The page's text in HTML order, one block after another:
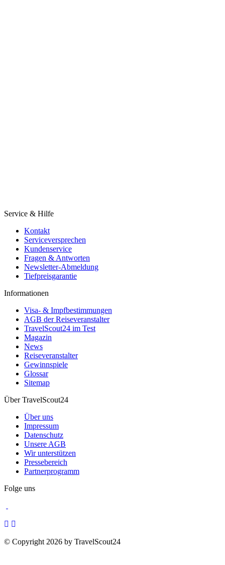
Service & Hilfe
Kontakt
Serviceversprechen
Kundenservice
Fragen & Antworten
Newsletter-Abmeldung
Tiefpreisgarantie
Informationen
Visa- & Impfbestimmungen
AGB der Reiseveranstalter
TravelScout24 im Test
Magazin
News
Reiseveranstalter
Gewinnspiele
Glossar
Sitemap
Über TravelScout24
Über uns
Impressum
Datenschutz
Unsere AGB
Wir unterstützen
Pressebereich
Partnerprogramm
Folge uns
© Copyright 2026 by TravelScout24